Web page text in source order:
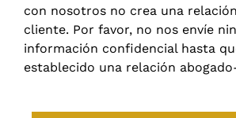
con nosotros no crea una
cliente. Por favor, no nos envíe
información confidencial hasta
establecido una relación